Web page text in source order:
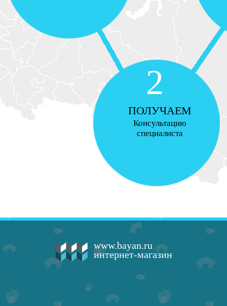
2
ПОЛУЧАЕМ
Консультацию
специалиста
www.bayan.ru
интернет-магазин